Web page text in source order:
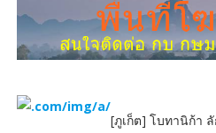
[ภูเก็ต] โบทานิก้า